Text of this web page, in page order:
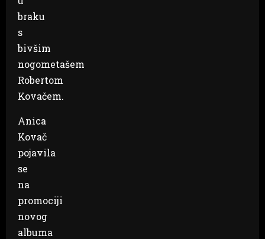
braku
s
bivšim
nogometašem
Robertom
Kovačem.
Anica
Kovač
pojavila
se
na
promociji
novog
albuma